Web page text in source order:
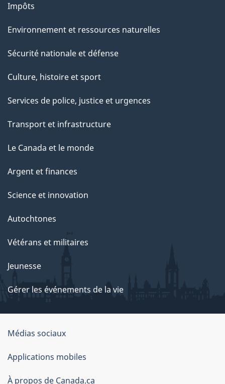
Impôts
Environnement et ressources naturelles
Sécurité nationale et défense
Culture, histoire et sport
Services de police, justice et urgences
Transport et infrastructure
Le Canada et le monde
Argent et finances
Science et innovation
Autochtones
Vétérans et militaires
Jeunesse
Gérer les événements de la vie
Organisation
du
gouvernement
Médias sociaux
Applications mobiles
À propos de Canada.ca